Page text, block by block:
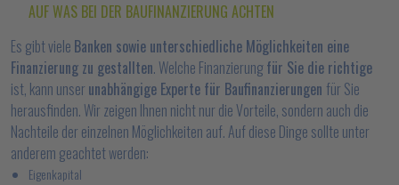
AUF WAS BEI DER BAUFINANZIERUNG ACHTEN
Es gibt viele Banken sowie unterschiedliche Möglichkeiten eine
Finanzierung zu gestallten. Welche Finanzierungfür Sie die richtige
ist, kann unser unabhängige Experte für Baufinanzierungen für Sie
herausfinden. Wir zeigen Ihnen nicht nur die Vorteile, sondern auch die
Nachteile der einzelnen Möglichkeiten auf. Auf diese Dinge sollte unter
anderem geachtet werden:
Eigenkapital